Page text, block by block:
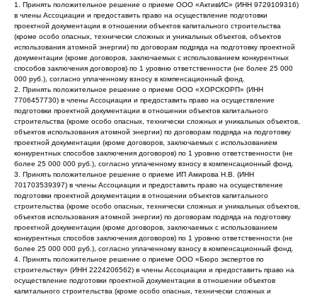
1. Принять положительное решение о приеме ООО «АктивИС» (ИНН 9729109316)
в члены Ассоциации и предоставить право на осуществление подготовки
проектной документации в отношении объектов капитального строительства
(кроме особо опасных, технически сложных и уникальных объектов, объектов
использования атомной энергии) по договорам подряда на подготовку проектной
документации (кроме договоров, заключаемых с использованием конкурентных
способов заключения договоров) по 1 уровню ответственности (не более 25 000
000 руб.), согласно уплаченному взносу в компенсационный фонд.
2. Принять положительное решение о приеме ООО «ХОРСКОРП» (ИНН
7706457730) в члены Ассоциации и предоставить право на осуществление
подготовки проектной документации в отношении объектов капитального
строительства (кроме особо опасных, технически сложных и уникальных объектов,
объектов использования атомной энергии) по договорам подряда на подготовку
проектной документации (кроме договоров, заключаемых с использованием
конкурентных способов заключения договоров) по 1 уровню ответственности (не
более 25 000 000 руб.), согласно уплаченному взносу в компенсационный фонд.
3. Принять положительное решение о приеме ИП Амирова Н.В. (ИНН
701703539397) в члены Ассоциации и предоставить право на осуществление
подготовки проектной документации в отношении объектов капитального
строительства (кроме особо опасных, технически сложных и уникальных объектов,
объектов использования атомной энергии) по договорам подряда на подготовку
проектной документации (кроме договоров, заключаемых с использованием
конкурентных способов заключения договоров) по 1 уровню ответственности (не
более 25 000 000 руб.), согласно уплаченному взносу в компенсационный фонд.
4. Принять положительное решение о приеме ООО «Бюро экспертов по
строительству» (ИНН 2224206562) в члены Ассоциации и предоставить право на
осуществление подготовки проектной документации в отношении объектов
капитального строительства (кроме особо опасных, технически сложных и